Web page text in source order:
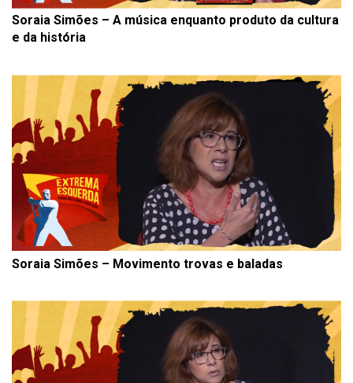
Soraia Simões – A música enquanto produto da cultura
e da história
Soraia Simões – Movimento trovas e baladas